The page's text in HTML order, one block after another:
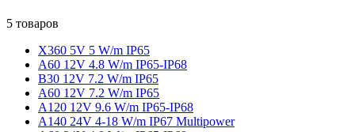
5 товаров
X360 5V 5 W/m IP65
A60 12V 4.8 W/m IP65-IP68
B30 12V 7.2 W/m IP65
A60 12V 7.2 W/m IP65
A120 12V 9.6 W/m IP65-IP68
A140 24V 4-18 W/m IP67 Multipower